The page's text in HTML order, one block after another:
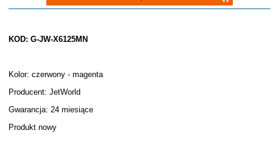
KOD: G-JW-X6125MN
Kolor: czerwony - magenta
Producent: JetWorld
Gwarancja: 24 miesiące
Produkt nowy